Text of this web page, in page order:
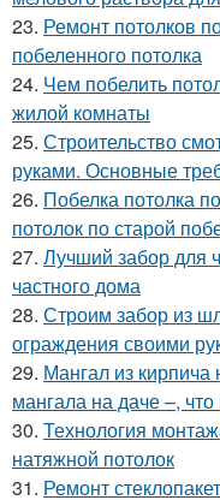
23. Ремонт потолков
побеленного потолка
24. Чем побелить
жилой комнаты
25. Строительство
руками. Основные
26. Побелка потолка
потолок по старой
27. Лучший забор для
частного дома
28. Строим забор из
ограждения своими
29. Мангал из кирпича
мангала на даче –,
30. Технология
натяжной потолок
31. Ремонт